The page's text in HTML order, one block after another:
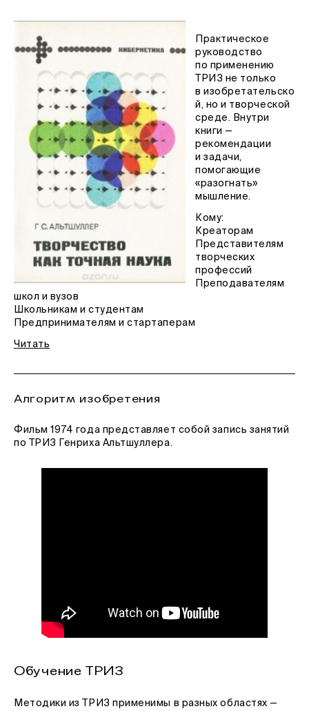
Практическое
руководство
по применению
ТРИЗ не только
в изобретательско
й, но и творческой
среде. Внутри
книги —
рекомендации
и задачи,
помогающие
«разогнать»
мышление.
Кому:
Креаторам
Представителям
творческих
профессий
Преподавателям
школ и вузов
Школьникам и студентам
Предпринимателям и стартаперам
Читать
Алгоритм изобретения
Фильм 1974 года представляет собой запись занятий
по ТРИЗ Генриха Альтшуллера.
Обучение ТРИЗ
Методики из ТРИЗ применимы в разных областях —